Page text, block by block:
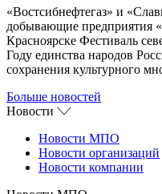
«Востсибнефтегаз» и
добывающие предприятия
Красноярске Фестиваль
Году единства народов
сохранения культурного
Больше новостей
Новости
Новости МПО
Новости организаций
Новости компании